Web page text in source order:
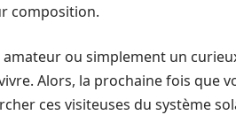
composition.
ou simplement un
Alors, la prochaine fois que
ces visiteuses du système